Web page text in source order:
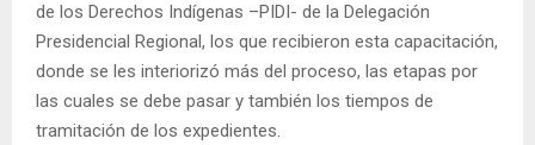
de los Derechos Indígenas –PIDI- de la Delegación
Presidencial Regional, los que recibieron esta capacitación,
donde se les interiorizó más del proceso, las etapas por
las cuales se debe pasar y también los tiempos de
tramitación de los expedientes.